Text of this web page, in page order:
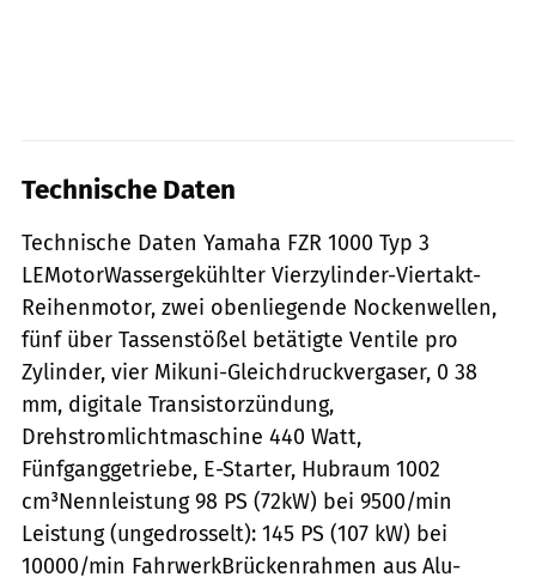
Technische Daten
Technische Daten Yamaha FZR 1000 Typ 3
LEMotorWassergekühlter Vierzylinder-Viertakt-
Reihenmotor, zwei obenliegende Nockenwellen,
fünf über Tassenstößel betätigte Ventile pro
Zylinder, vier Mikuni-Gleichdruckvergaser, 0 38
mm, digitale Transistorzündung,
Drehstromlichtmaschine 440 Watt,
Fünfganggetriebe, E-Starter, Hubraum 1002
cm³Nennleistung 98 PS (72kW) bei 9500/min
Leistung (ungedrosselt): 145 PS (107 kW) bei
10000/min FahrwerkBrückenrahmen aus Alu-